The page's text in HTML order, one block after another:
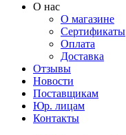
О нас
О магазине
Сертификаты
Оплата
Доставка
Отзывы
Новости
Поставщикам
Юр. лицам
Контакты